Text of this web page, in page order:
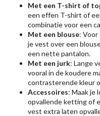
Met een T-shirt of
een effen T-shirt of
combinatie voor een
Met een blouse:
je vest over een
een nette pantalon.
Met een jurk: Lange
vooral in de koudere
contrasterende kleur
Accessoires: Maak je
opvallende ketting of
vest extra laten